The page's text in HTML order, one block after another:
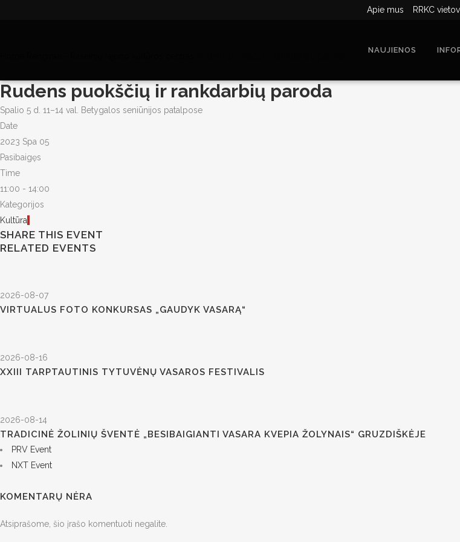
Apie mus RRKC
NAUJIENOS
Rudens puokščių ir rankdarbių paroda
Spalio 5 d. 11–14 val. Betygalos seniūnijos patalpose
Date
2023 Spa 05
Pasibaigęs
Time
11:00 - 14:00
Kategorijos
Kultūra
SHARE THIS EVENT
RELATED EVENTS
2026-08-07
VIRTUALUS FOTO KONKURSAS „GAUDYK VASARĄ“
2026-08-16
XXIII TARPTAUTINIS TYTUVĖNŲ VASAROS FESTIVALIS
2026-08-14
TRADICINĖ ŽOLINIŲ ŠVENTĖ „BESIBAIGIANTI VASARA KVEPIA ŽOLYNAIS“ GRUZDIŠKĖJE
PRV Event
NXT Event
KOMENTARŲ NĖRA
Atsiprašome, šio įrašo komentuoti negalite.